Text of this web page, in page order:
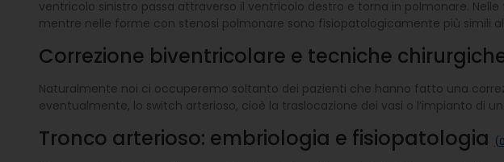
ventricolo sinistro passa attraverso il ventricolo destro e torna in polmonare.
mentre nelle forme con stenosi polmonare sono fisiopatologicamente più simili
Correzione biventricolare e tecniche
Naturalmente noi ci occuperemo soltanto dei pazienti che hanno fatto una
eventualmente, lo switch arterioso, cioè la traslocazione dei vasi o l’impianto di
Tronco arterioso: embriologia e fisiopatologia